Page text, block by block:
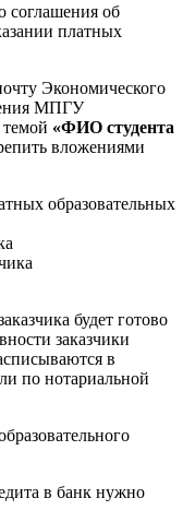
соглашения об
платных
Экономического
МПГУ
«ФИО студента
вложениями
образовательных
будет готово
заказчики
в
по нотариальной
в банк нужно